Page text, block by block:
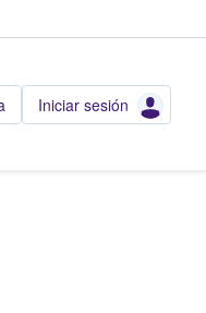
Iniciar sesión